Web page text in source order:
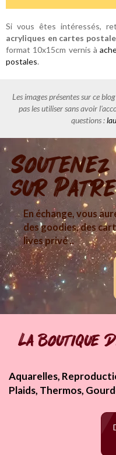
Si vous êtes intéressés,
acryliques en cartes
format 10x15cm vernis à
postales.
Les images présentes sur ce
pas les utiliser sans avoir
questions :
sur
En échange, vous
des goodies, des
lives privé ..
La boutique
Aquarelles,
Plaids, Thermos,